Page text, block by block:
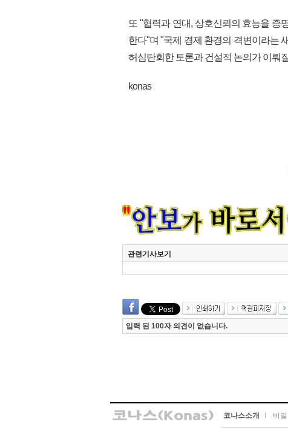
또 "협력과 연대, 상호신뢰의 효능을 증
한다"며 "국제 경제 환경의 격변이라는
허심탄회한 토론과 건설적 논의가 이뤄
konas
관련기사보기
입력 된 100자 의견이 없습니다.
코나스소개 비